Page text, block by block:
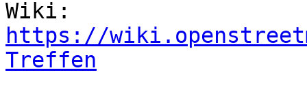
https://
Treffen